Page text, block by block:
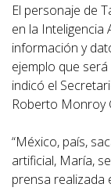
El personaje de
en la Inteligencia
información y
ejemplo que
indicó el
Roberto Monroy
“México, país,
artificial, María,
prensa realizada